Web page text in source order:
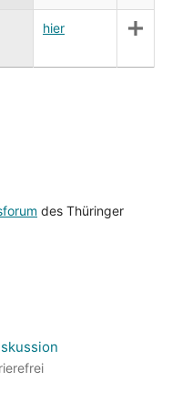
hier
des Thüringer